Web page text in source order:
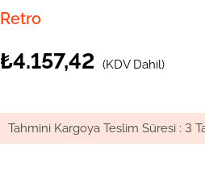
Retro
₺4.157,42 (KDV Dahil)
Tahmini Kargoya Teslim Süresi : 3